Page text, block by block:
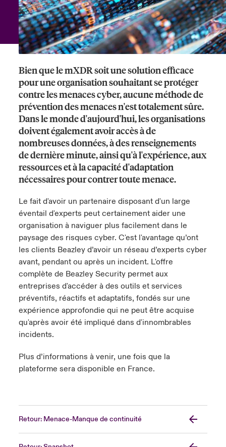
Nous contacter
Connexion
Indemnisation
Investor Relations
Beazley
sur les risques environnementaux et climatiques 2025
Cyber
nomme Michèle Horner au poste de Country Manage
: le mXDR, une solution de détection et réponse
Cybers qui auraient pu être évités
France
(French)
America
(French)
America
(French)
America
(French)
America
(French)
America
(French)
America
(French)
America
(French)
America
(French)
America
(French)
America
(French)
America
Bien que le mXDR soit une solution efficace
pour une organisation souhaitant se protéger
contre les menaces cyber, aucune méthode de
prévention des menaces n'est totalement sûre.
Dans le monde d'aujourd'hui, les organisations
doivent également avoir accès à de
nombreuses données, à des renseignements
de dernière minute, ainsi qu'à l'expérience, aux
ressources et à la capacité d'adaptation
nécessaires pour contrer toute menace.
Le fait d'avoir un partenaire disposant d'un large
éventail d'experts peut certainement aider une
organisation à naviguer plus facilement dans le
paysage des risques cyber. C'est l'avantage qu’ont
les clients Beazley d’avoir un réseau d’experts cyber
avant, pendant ou après un incident. L'offre
complète de Beazley Security permet aux
entreprises d'accéder à des outils et services
préventifs, réactifs et adaptatifs, fondés sur une
expérience approfondie qui ne peut être acquise
qu'après avoir été impliqué dans d'innombrables
incidents.
Plus d’informations à venir, une fois que la
plateforme sera disponible en France.
Retour: Menace-Manque de continuité